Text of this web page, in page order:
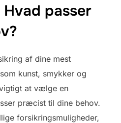
passer
af dine mest
kunst, smykker og
at vælge en
præcist til dine behov.
forsikringsmuligheder,